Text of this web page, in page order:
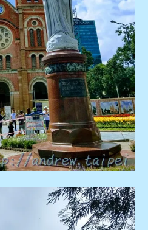
SPA 精油按摩
3天2夜自助快閃小旅行-行 child
menu
邁悠閒旅 child
menu
child
menu
child
menu
child